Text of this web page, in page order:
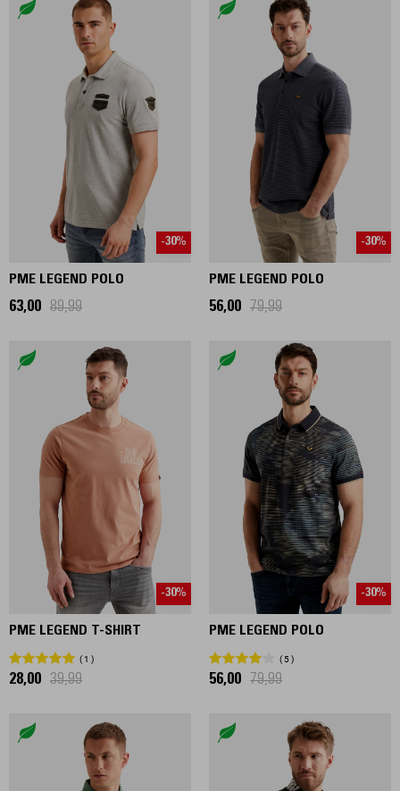
-30%
PME LEGEND POLO
63,00 89,99
-30%
PME LEGEND POLO
56,00 79,99
-30%
PME LEGEND T-SHIRT
1
28,00 39,99
-30%
PME LEGEND POLO
5
56,00 79,99